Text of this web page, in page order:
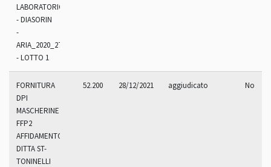
LABORATORIO
- DIASORIN
-
ARIA_2020_270.9R
- LOTTO 1
FORNITURA
DPI
MASCHERINE
FFP2
AFFIDAMENTO
DITTA ST-
TONINELLI
52.200 28/12/2021 aggiudicato No